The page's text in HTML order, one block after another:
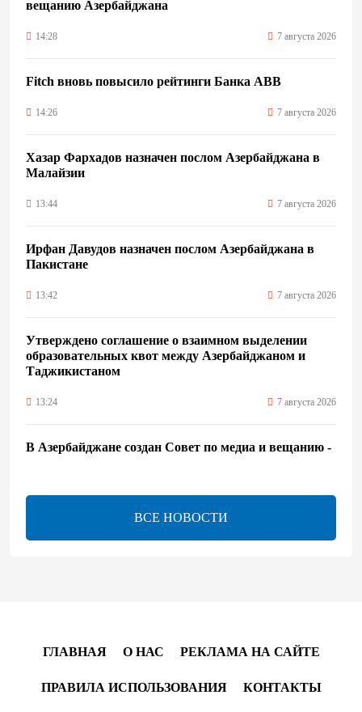
вещанию Азербайджана
14:28 7 августа 2026
Fitch вновь повысило рейтинги Банка ABB
14:26 7 августа 2026
Хазар Фархадов назначен послом Азербайджана в
Малайзии
13:44 7 августа 2026
Ирфан Давудов назначен послом Азербайджана в
Пакистане
13:42 7 августа 2026
Утверждено соглашение о взаимном выделении
образовательных квот между Азербайджаном и
Таджикистаном
13:24 7 августа 2026
В Азербайджане создан Совет по медиа и вещанию -
13:16 7 августа 2026
ЕАЭС расширяет финансовый рынок и вводит
программу "зеленой трансформации"
ВСЕ НОВОСТИ
ГЛАВНАЯ О НАС РЕКЛАМА НА САЙТЕ
ПРАВИЛА ИСПОЛЬЗОВАНИЯ КОНТАКТЫ